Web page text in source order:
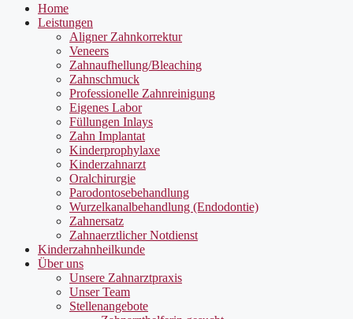
Home
Leistungen
Aligner Zahnkorrektur
Veneers
Zahnaufhellung/Bleaching
Zahnschmuck
Professionelle Zahnreinigung
Eigenes Labor
Füllungen Inlays
Zahn Implantat
Kinderprophylaxe
Kinderzahnarzt
Oralchirurgie
Parodontosebehandlung
Wurzelkanalbehandlung (Endodontie)
Zahnersatz
Zahnaerztlicher Notdienst
Kinderzahnheilkunde
Über uns
Unsere Zahnarztpraxis
Unser Team
Stellenangebote